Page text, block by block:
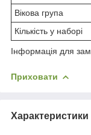
Вікова група
Кількість у наборі
Інформація для
Приховати
Характеристики